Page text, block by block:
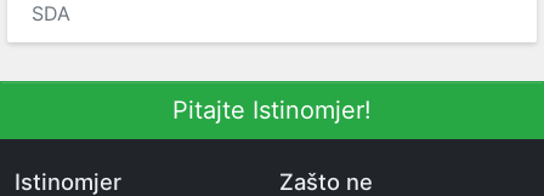
SDA
Pitajte Istinomjer!
Istinomjer Zašto ne